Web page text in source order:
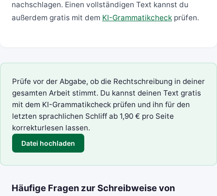
nachschlagen. Einen vollständigen Text kannst du
außerdem gratis mit dem KI-Grammatikcheck prüfen.
Prüfe vor der Abgabe, ob die Rechtschreibung in deiner
gesamten Arbeit stimmt. Du kannst deinen Text gratis
mit dem KI-Grammatikcheck prüfen und ihn für den
letzten sprachlichen Schliff ab 1,90 € pro Seite
korrekturlesen lassen.
Datei hochladen
Häufige Fragen zur Schreibweise von